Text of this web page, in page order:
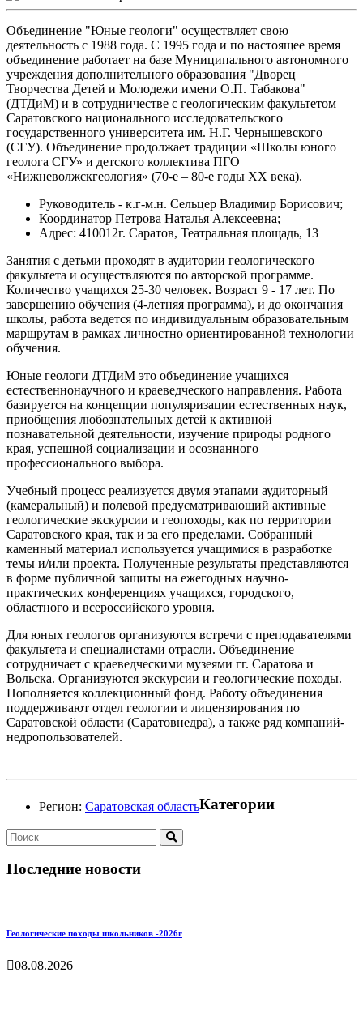
Объединение "Юные геологи" осуществляет свою
деятельность с 1988 года. С 1995 года и по настоящее время
объединение работает на базе Муниципального автономного
учреждения дополнительного образования "Дворец
Творчества Детей и Молодежи имени О.П. Табакова"
(ДТДиМ) и в сотрудничестве с геологическим факультетом
Саратовского национального исследовательского
государственного университета им. Н.Г. Чернышевского
(СГУ). Объединение продолжает традиции «Школы юного
геолога СГУ» и детского коллектива ПГО
«Нижневолжскгеология» (70-е – 80-е годы ХХ века).
Руководитель - к.г-м.н. Сельцер Владимир Борисович;
Координатор Петрова Наталья Алексеевна;
Адрес: 410012г. Саратов, Театральная площадь, 13
Занятия с детьми проходят в аудитории геологического
факультета и осуществляются по авторской программе.
Количество учащихся 25-30 человек. Возраст 9 - 17 лет. По
завершению обучения (4-летняя программа), и до окончания
школы, работа ведется по индивидуальным образовательным
маршрутам в рамках личностно ориентированной технологии
обучения.
Юные геологи ДТДиМ это объединение учащихся
естественнонаучного и краеведческого направления. Работа
базируется на концепции популяризации естественных наук,
приобщения любознательных детей к активной
познавательной деятельности, изучение природы родного
края, успешной социализации и осознанного
профессионального выбора.
Учебный процесс реализуется двумя этапами аудиторный
(камеральный) и полевой предусматривающий активные
геологические экскурсии и геопоходы, как по территории
Саратовского края, так и за его пределами. Собранный
каменный материал используется учащимися в разработке
темы и/или проекта. Полученные результаты представляются
в форме публичной защиты на ежегодных научно-
практических конференциях учащихся, городского,
областного и всероссийского уровня.
Для юных геологов организуются встречи с преподавателями
факультета и специалистами отрасли. Объединение
сотрудничает с краеведческими музеями гг. Саратова и
Вольска. Организуются экскурсии и геологические походы.
Пополняется коллекционный фонд. Работу объединения
поддерживают отдел геологии и лицензирования по
Саратовской области (Саратовнедра), а также ряд компаний-
недропользователей.
Регион: Саратовская областьКатегории
Последние новости
Геологические походы школьников -2026г
08.08.2026